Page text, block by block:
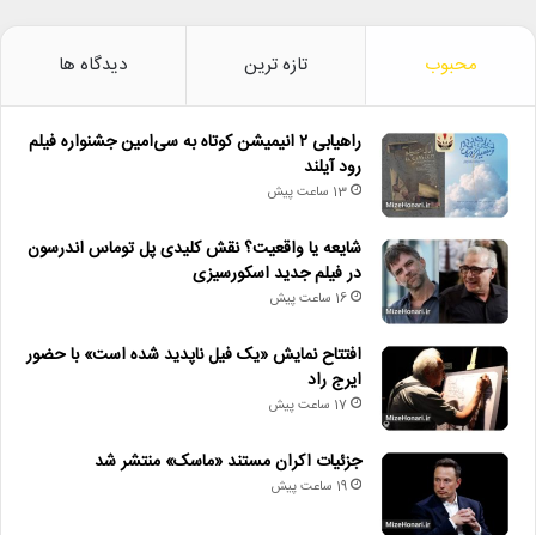
محبوب تازه ترین دیدگاه ها
راهیابی ۲ انیمیشن کوتاه به سی‌امین جشنواره فیلم
رود آیلند
13 ساعت پیش
شایعه یا واقعیت؟ نقش کلیدی پل توماس اندرسون
در فیلم جدید اسکورسیزی
16 ساعت پیش
افتتاح نمایش «یک فیل ناپدید شده است» با حضور
ایرج راد
17 ساعت پیش
جزئیات اکران مستند «ماسک» منتشر شد
19 ساعت پیش